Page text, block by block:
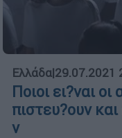
Ελλάδα|29.07.2021
Ποιοι ει?ναι
πιστευ?ουν
ν